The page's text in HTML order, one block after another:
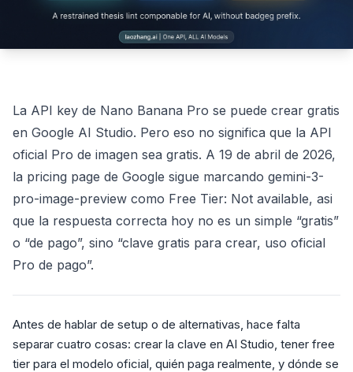
La API key de Nano Banana Pro se puede crear gratis
en Google AI Studio. Pero eso no significa que la API
oficial Pro de imagen sea gratis. A 19 de abril de 2026,
la pricing page de Google sigue marcando gemini-3-
pro-image-preview como Free Tier: Not available, asi
que la respuesta correcta hoy no es un simple “gratis”
o “de pago”, sino “clave gratis para crear, uso oficial
Pro de pago”.
Antes de hablar de setup o de alternativas, hace falta
separar cuatro cosas: crear la clave en AI Studio, tener free
tier para el modelo oficial, quién paga realmente, y dónde se